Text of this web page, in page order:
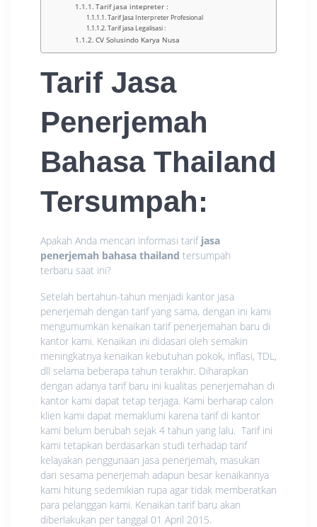
Tarif jasa intepreter :
Tarif Jasa Interpreter Profesional
Tarif jasa Legalisasi :
CV Solusindo Karya Nusa
Tarif Jasa
Penerjemah
Bahasa Thailand
Tersumpah:
Apakah Anda mencari informasi tarif jasa
penerjemah bahasa thailand tersumpah
terbaru saat ini?
Setelah bertahun-tahun menjadi kantor jasa
penerjemah dengan tarif yang sama, dengan ini kami
mengumumkan kenaikan tarif penerjemahan baru di
kantor kami. Kenaikan ini didasari oleh semakin
meningkatnya kenaikan kebutuhan pokok, inflasi, TDL,
dll selama beberapa tahun terakhir. Diharapkan
dengan adanya tarif baru ini kualitas penerjemahan di
kantor kami dapat tetap terjaga. Kami berharap calon
klien kami dapat memaklumi karena tarif di kantor
kami belum berubah sejak 4 tahun yang lalu. Tarif ini
kami tetapkan berdasarkan studi terhadap tarif
kelayakan penggunaan jasa penerjemah, masukan
dari sesama penerjemah adapun besar kenaikannya
kami hitung sedemikian rupa agar tidak memberatkan
para pelanggan kami. Kenaikan tarif baru akan
diberlakukan per tanggal 01 April 2015.